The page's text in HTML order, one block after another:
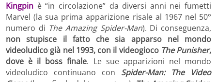
Kingpin è “in circolazione” da diversi anni nei fumetti
Marvel (la sua prima apparizione risale al 1967 nel 50°
numero di The Amazing Spider-Man). Di conseguenza,
non stupisce il fatto che sia apparso nel mondo
videoludico già nel 1993, con il videogioco The Punisher,
dove è il boss finale. Le sue apparizioni nel mondo
videoludico continuano con Spider-Man: The Video